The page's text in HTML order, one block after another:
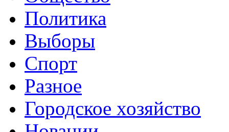
Политика
Выборы
Спорт
Разное
Городское хозяйство